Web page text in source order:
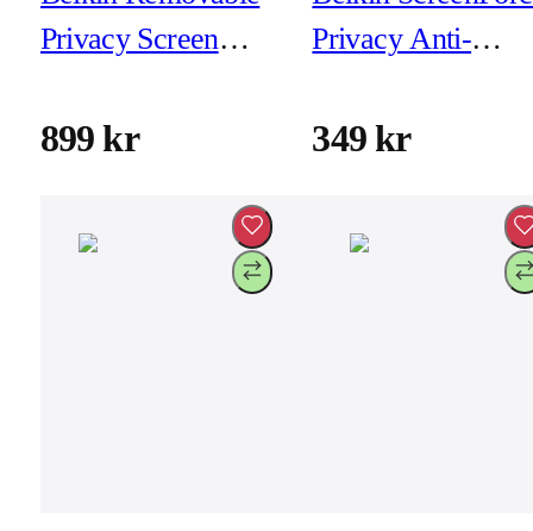
Privacy Screen
Pro 16-tum (M1-
899 kr
Privacy Anti-
iPhone 14 Plus/13
349 kr